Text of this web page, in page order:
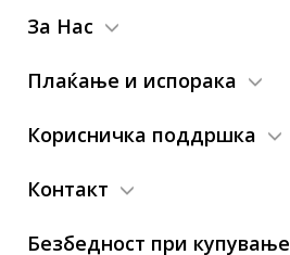
За Нас
Плаќање и испорака
Корисничка поддршка
Контакт
Безбедност при купување